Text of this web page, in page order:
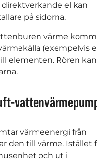
el kan
på sidorna.
värme
(exempelvis
elementen. Rören kan
värmeenergi från
den till värme. Istället
och ut i